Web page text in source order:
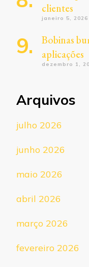
clientes
janeiro 5, 2026
Bobinas
aplicações
dezembro 1,
Arquivos
julho 2026
junho 2026
maio 2026
abril 2026
março 2026
fevereiro 2026